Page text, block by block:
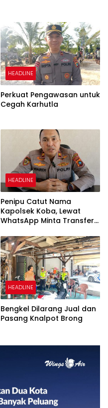
HEADLINE
Perkuat Pengawasan untuk
Cegah Karhutla
HEADLINE
Penipu Catut Nama
Kapolsek Koba, Lewat
WhatsApp Minta Transfer
HEADLINE
Bengkel Dilarang Jual dan
Pasang Knalpot Brong